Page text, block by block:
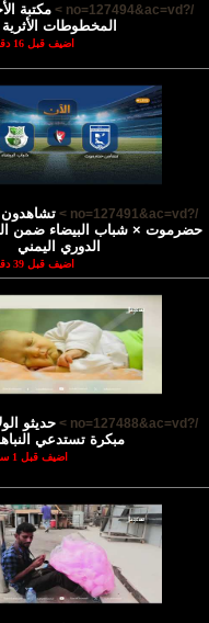
/?no=127494&ac=vd >
مكتبة
المخطوطات الأثرية
اضيف قبل 16 دقائق
/?no=127491&ac=vd >
تشاهدون
الدوري اليمني
اضيف قبل 39 دقائق
/?no=127488&ac=vd >
حديثو
مبكرة تستدعي
اضيف قبل 1 ساعة